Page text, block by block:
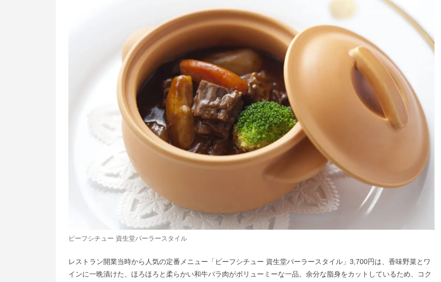
ビーフシチュー 資生堂パーラースタイル
レストラン開業当時から人気の定番メニュー「ビーフシチュー 資生堂パーラースタイル」3,700円は、香味野菜とワ
インに一晩漬けた、ほろほろと柔らかい和牛バラ肉がボリューミーな一品。余分な脂身をカットしているため、コク